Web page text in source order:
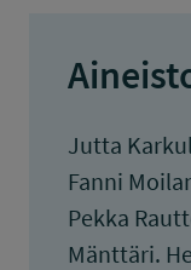
Jutta
Fanni
Pekka
Mänttäri.